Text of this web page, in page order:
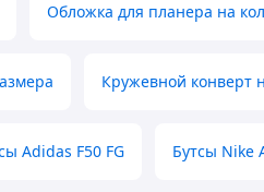
Обложка для планера на
Кружевной конверт
Adidas F50 FG Бутсы Nike